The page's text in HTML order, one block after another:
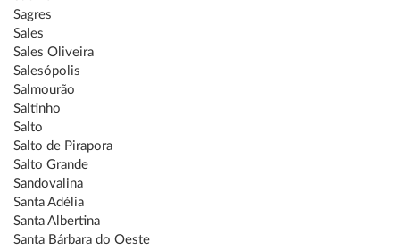
Sagres
Sales
Sales Oliveira
Salesópolis
Salmourão
Saltinho
Salto
Salto de Pirapora
Salto Grande
Sandovalina
Santa Adélia
Santa Albertina
Santa Bárbara do Oeste